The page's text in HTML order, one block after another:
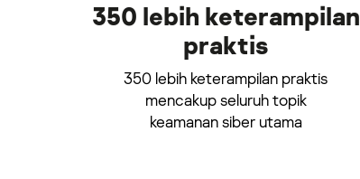
350 lebih keterampilan
praktis
350 lebih keterampilan praktis
mencakup seluruh topik
keamanan siber utama